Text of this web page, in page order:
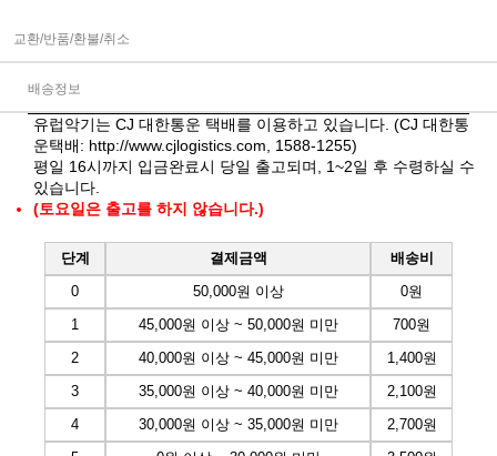
교환/반품/환불/취소
배송정보
유럽악기는 CJ 대한통운 택배를 이용하고 있습니다. (CJ 대한통
운택배: http://www.cjlogistics.com , 1588-1255)
평일 16시까지 입금완료시 당일 출고되며, 1~2일 후 수령하실 수
있습니다.
(토요일은 출고를 하지 않습니다.)
단계 결제금액
배송비
0
50,000원 이상
0원
1
45,000원 이상 ~ 50,000원 미만
700원
2
40,000원 이상 ~ 45,000원 미만
1,400원
3
35,000원 이상 ~ 40,000원 미만
2,100원
4
30,000원 이상 ~ 35,000원 미만
2,700원